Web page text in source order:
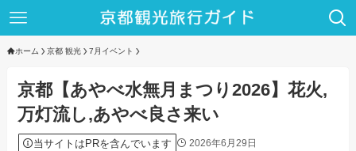
ホーム 京都 観光 7月イベント
京都【あやべ水無月まつり2026】花火,
万灯流し,あやべ良さ来い
当サイトはPRを含んでいます 2026年6月29日